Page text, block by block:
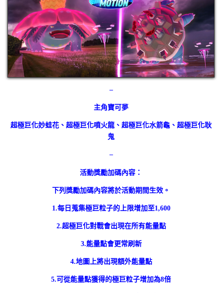
–
主角寶可夢
超極巨化妙蛙花、超極巨化噴火龍、超極巨化水箭龜、超極巨化耿
鬼
–
活動獎勵加碼內容：
下列獎勵加碼內容將於活動期間生效。
1.每日蒐集極巨粒子的上限增加至1,600
2.超極巨化對戰會出現在所有能量點
3.能量點會更常刷新
4.地圖上將出現額外能量點
5.可從能量點獲得的極巨粒子增加為8倍